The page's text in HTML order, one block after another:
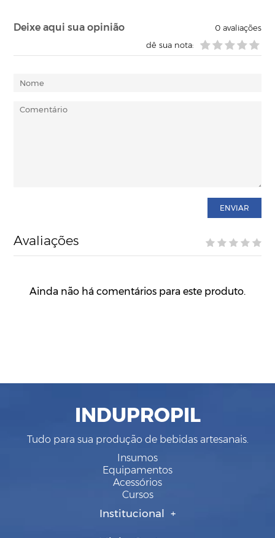
Deixe aqui sua opinião 0avaliações
dê sua nota:
ENVIAR
Avaliações
Ainda não há comentários para este produto.
INDUPROPIL
Tudo para sua produção de bebidas artesanais.
Insumos
Equipamentos
Acessórios
Cursos
Institucional